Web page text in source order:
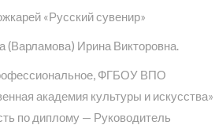
«Русский сувенир»
(Варламова) Ирина Викторовна.
ФГБОУ ВПО
академия культуры и искусства»
по диплому — Руководитель